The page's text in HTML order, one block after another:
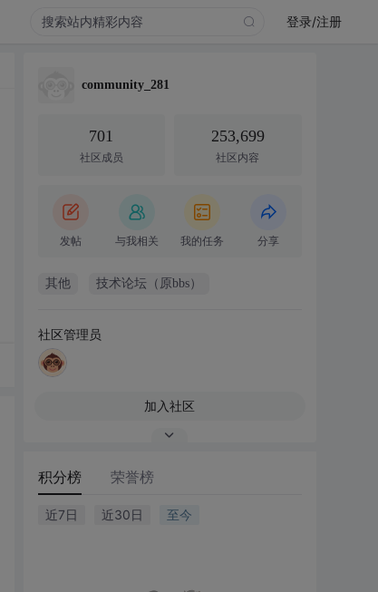
登录/注册
community_281
701
社区成员
253,699
社区内容
发帖 与我相关 我的任务 分享
其他 技术论坛（原bbs）
社区管理员
加入社区
积分榜 荣誉榜
近7日 近30日 至今